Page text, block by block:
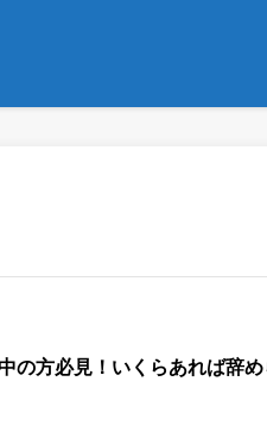
の方必見！いくらあれば辞め